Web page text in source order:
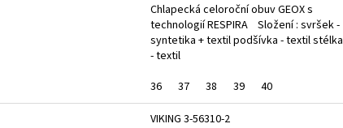
Chlapecká celoroční obuv GEOX s
technologií RESPIRA Složení : svršek -
syntetika + textil podšívka - textil stélka
- textil
36
37 38 39 40
VIKING 3-56310-2